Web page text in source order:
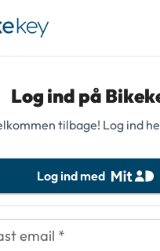
Log ind på
tilbage! Log ind
Log ind med
email *
new page at /login/